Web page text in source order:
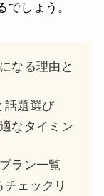
しょう。
なる理由と
話題選び
なタイミン
ラン一覧
ェックリ